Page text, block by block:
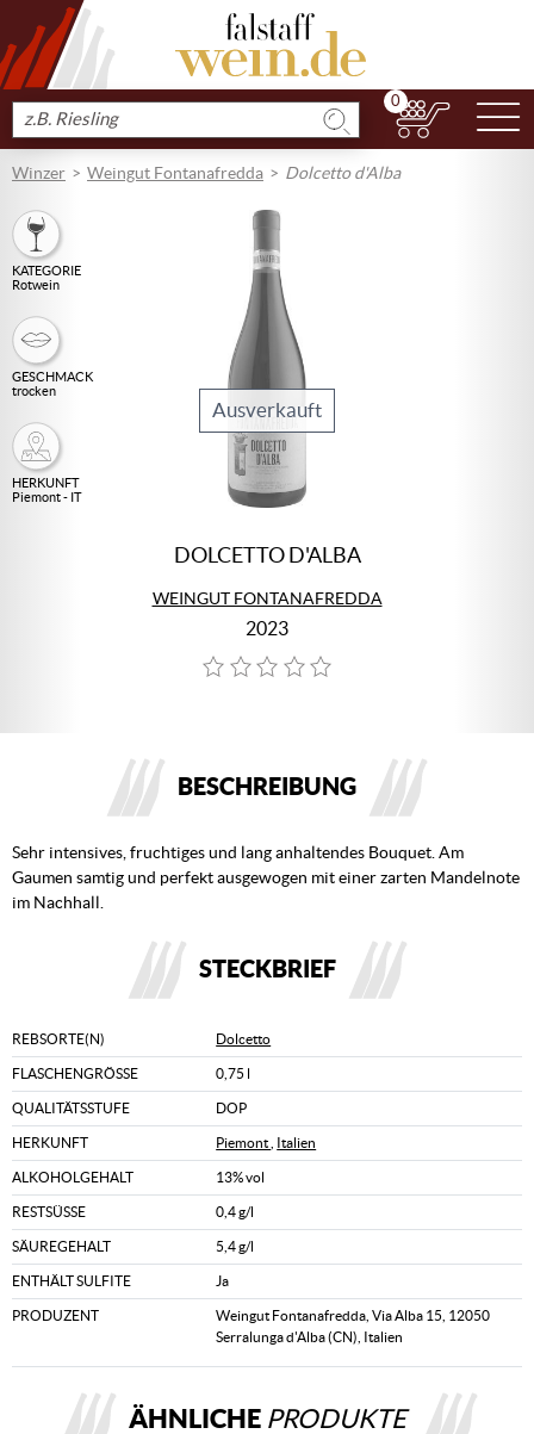
Produkt
suchen
0
Winzer Weingut Fontanafredda Dolcetto d'Alba
KATEGORIE
Rotwein
GESCHMACK
trocken
HERKUNFT
Piemont - IT
Ausverkauft
DOLCETTO D'ALBA
WEINGUT FONTANAFREDDA
2023
BESCHREIBUNG
Sehr intensives, fruchtiges und lang anhaltendes Bouquet. Am
Gaumen samtig und perfekt ausgewogen mit einer zarten Mandelnote
im Nachhall.
STECKBRIEF
REBSORTE(N) Dolcetto
FLASCHENGRÖSSE 0,75 l
QUALITÄTSSTUFE DOP
HERKUNFT Piemont Italien
ALKOHOLGEHALT 13% vol
RESTSÜSSE 0,4 g/l
SÄUREGEHALT 5,4 g/l
ENTHÄLT SULFITE Ja
PRODUZENT
Weingut Fontanafredda, Via Alba 15, 12050
Serralunga d'Alba (CN), Italien
ÄHNLICHE PRODUKTE